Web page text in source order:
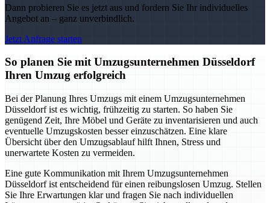
Dann probieren Sie es jetzt aus und fordern Sie Ihr individuelles
Angebot an – ganz unverbindlich.
Jetzt Anfrage starten
So planen Sie mit Umzugsunternehmen Düsseldorf
Ihren Umzug erfolgreich
Bei der Planung Ihres Umzugs mit einem Umzugsunternehmen
Düsseldorf ist es wichtig, frühzeitig zu starten. So haben Sie
genügend Zeit, Ihre Möbel und Geräte zu inventarisieren und auch
eventuelle Umzugskosten besser einzuschätzen. Eine klare
Übersicht über den Umzugsablauf hilft Ihnen, Stress und
unerwartete Kosten zu vermeiden.
Eine gute Kommunikation mit Ihrem Umzugsunternehmen
Düsseldorf ist entscheidend für einen reibungslosen Umzug. Stellen
Sie Ihre Erwartungen klar und fragen Sie nach individuellen